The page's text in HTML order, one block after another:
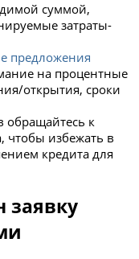
суммой,
затраты­
предложения
на процентные
открытия, сроки
обращайтесь к
чтобы избежать в
кредита для
заявку